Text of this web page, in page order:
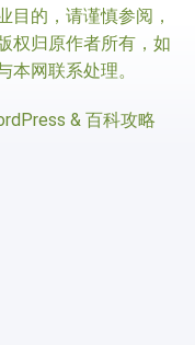
目的，请谨慎参阅，
权归原作者所有，如
网联系处理。
& 百科攻略